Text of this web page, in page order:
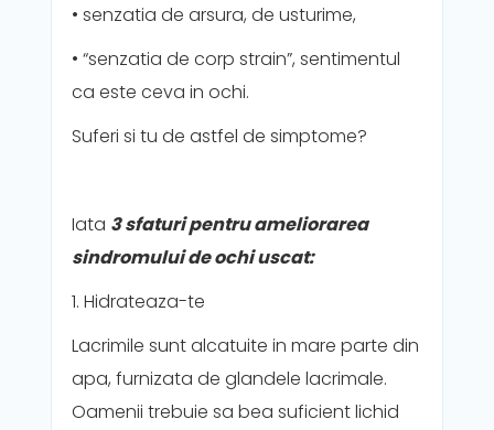
• senzatia de arsura, de usturime,
• “senzatia de corp strain”, sentimentul
ca este ceva in ochi.
Suferi si tu de astfel de simptome?
Iata 3 sfaturi pentru ameliorarea
sindromului de ochi uscat:
1. Hidrateaza-te
Lacrimile sunt alcatuite in mare parte din
apa, furnizata de glandele lacrimale.
Oamenii trebuie sa bea suficient lichid